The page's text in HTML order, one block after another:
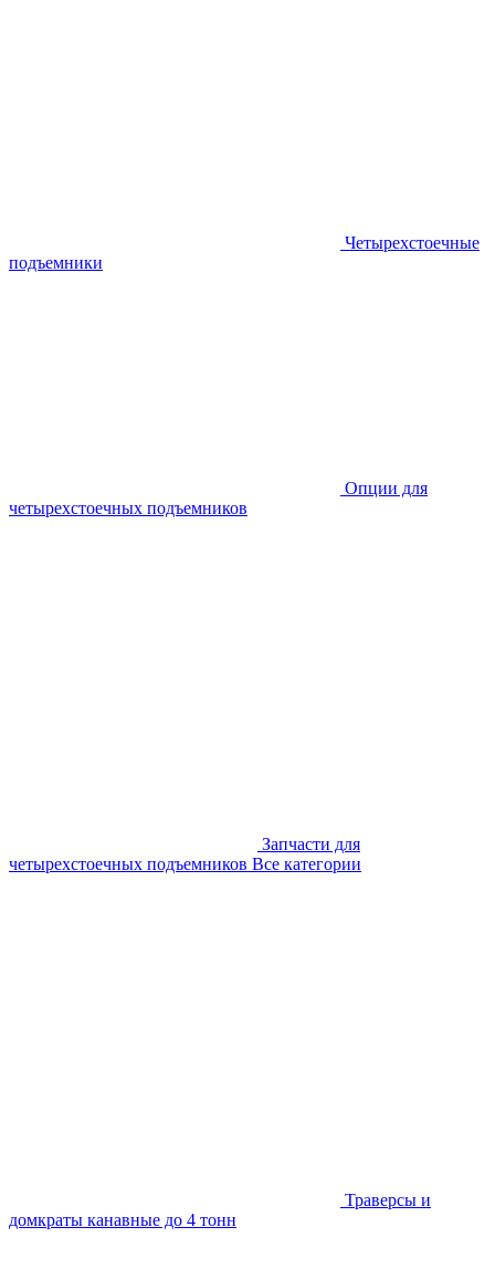
Четырехстоечные
подъемники
Опции для
четырехстоечных подъемников
Запчасти для
четырехстоечных подъемников Все категории
Траверсы и
домкраты канавные до 4 тонн